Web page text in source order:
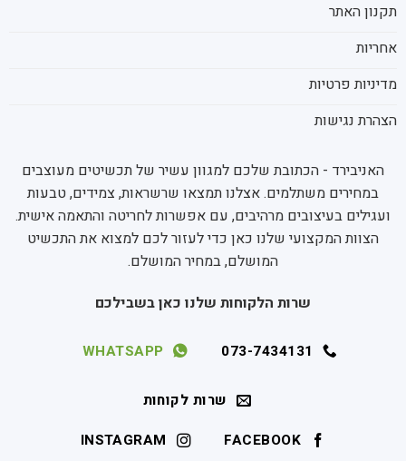
תקנון האתר
אחריות
מדיניות פרטיות
הצהרת נגישות
האניבירד - הכתובת שלכם למגוון עשיר של תכשיטים מעוצבים
במחירים משתלמים. אצלנו תמצאו שרשראות, צמידים, טבעות
ועגילים בעיצובים מרהיבים, עם אפשרות לחריטה והתאמה אישית.
הצוות המקצועי שלנו כאן כדי לעזור לכם למצוא את התכשיט
המושלם, במחיר המושלם.
שרות הלקוחות שלנו כאן בשבילכם
073-7434131
WHATSAPP
שרות לקוחות
FACEBOOK
INSTAGRAM